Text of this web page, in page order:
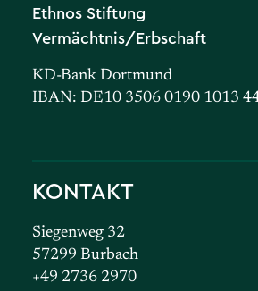
KONTAKT
Siegenweg 32
57299 Burbach
+49 2736 2970
Ethnos Stiftung
Vermächtnis/Erbschaft
KD-Bank Dortmund
IBAN: DE10 3506 0190 1013